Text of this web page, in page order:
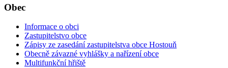
Obec
Informace o obci
Zastupitelstvo obce
Zápisy ze zasedání zastupitelstva obce Hostouň
Obecně závazné vyhlášky a nařízení obce
Multifunkční hřiště